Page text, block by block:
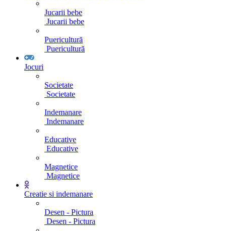
Jucarii bebe
Jucarii bebe
Puericultură
Puericultură
Jocuri
Societate
Societate
Indemanare
Indemanare
Educative
Educative
Magnetice
Magnetice
Creatie si indemanare
Desen - Pictura
Desen - Pictura